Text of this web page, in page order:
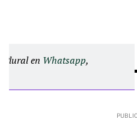
Plural en Whatsapp,